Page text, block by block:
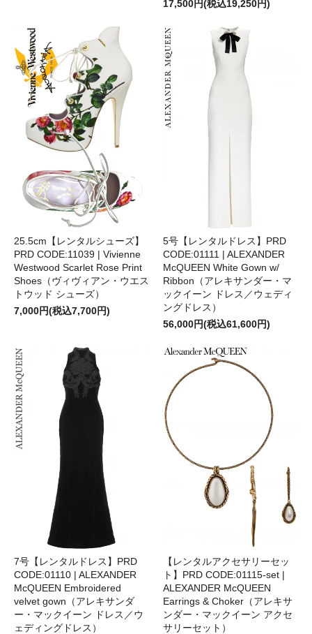
17,500円(税込19,250円)
25.5cm【レンタルシューズ】
PRD CODE:11039 | Vivienne
Westwood Scarlet Rose Print
Shoes（ヴィヴィアン・ウエス
トウッド シューズ）
7,000円(税込7,700円)
5号【レンタルドレス】PRD
CODE:01111 | ALEXANDER
McQUEEN White Gown w/
Ribbon（アレキサンダー・マ
ックイーン ドレス／ウェディ
ングドレス）
56,000円(税込61,600円)
7号【レンタルドレス】PRD
CODE:01110 | ALEXANDER
McQUEEN Embroidered
velvet gown（アレキサンダ
ー・マックイーン ドレス／ウ
ェディングドレス）
【レンタルアクセサリーセッ
ト】PRD CODE:01115-set |
ALEXANDER McQUEEN
Earrings & Choker（アレキサ
ンダー・マックイーン アクセ
サリーセット）